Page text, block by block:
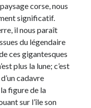
corse, nous
significatif.
il nous paraît
du légendaire
ces gigantesques
plus la lune; c’est
cadavre
figure de la
sur l’île son